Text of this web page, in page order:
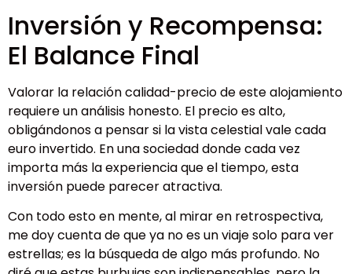
Inversión y Recompensa:
El Balance Final
Valorar la relación calidad-precio de este alojamiento
requiere un análisis honesto. El precio es alto,
obligándonos a pensar si la vista celestial vale cada
euro invertido. En una sociedad donde cada vez
importa más la experiencia que el tiempo, esta
inversión puede parecer atractiva.
Con todo esto en mente, al mirar en retrospectiva,
me doy cuenta de que ya no es un viaje solo para ver
estrellas; es la búsqueda de algo más profundo. No